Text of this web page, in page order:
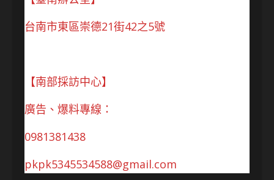
台南市東區崇德21街42之5號
【南部採訪中心】
廣告、爆料專線：
0981381438
pkpk5345534588@gmail.com